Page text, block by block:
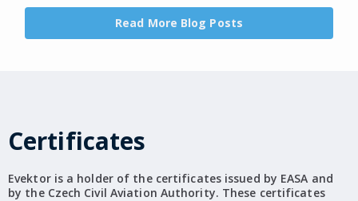
Read More Blog Posts
Certificates
Evektor is a holder of the certificates issued by EASA and
by the Czech Civil Aviation Authority. These certificates